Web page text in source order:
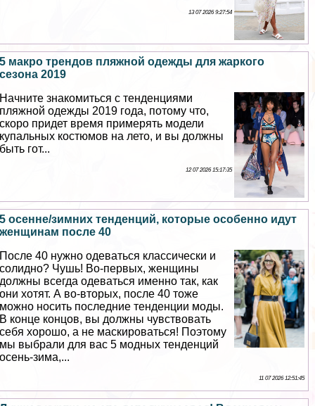
13 07 2026 9:27:54
5 макро трендов пляжной одежды для жаркого
сезона 2019
Начните знакомиться с тенденциями
пляжной одежды 2019 года, потому что,
скоро придет время примерять модели
купальных костюмов на лето, и вы должны
быть гот...
12 07 2026 15:17:35
5 осенне/зимних тенденций, которые особенно идут
женщинам после 40
После 40 нужно одеваться классически и
солидно? Чушь! Во-первых, женщины
должны всегда одеваться именно так, как
они хотят. А во-вторых, после 40 тоже
можно носить последние тенденции моды.
В конце концов, вы должны чувствовать
себя хорошо, а не маскироваться! Поэтому
мы выбрали для вас 5 модных тенденций
осень-зима,...
11 07 2026 12:51:45